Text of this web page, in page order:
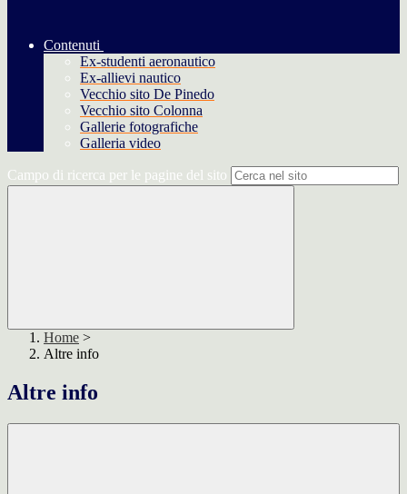
Contenuti
Ex-studenti aeronautico
Ex-allievi nautico
Vecchio sito De Pinedo
Vecchio sito Colonna
Gallerie fotografiche
Galleria video
Campo di ricerca per le pagine del sito
Home >
Altre info
Altre info